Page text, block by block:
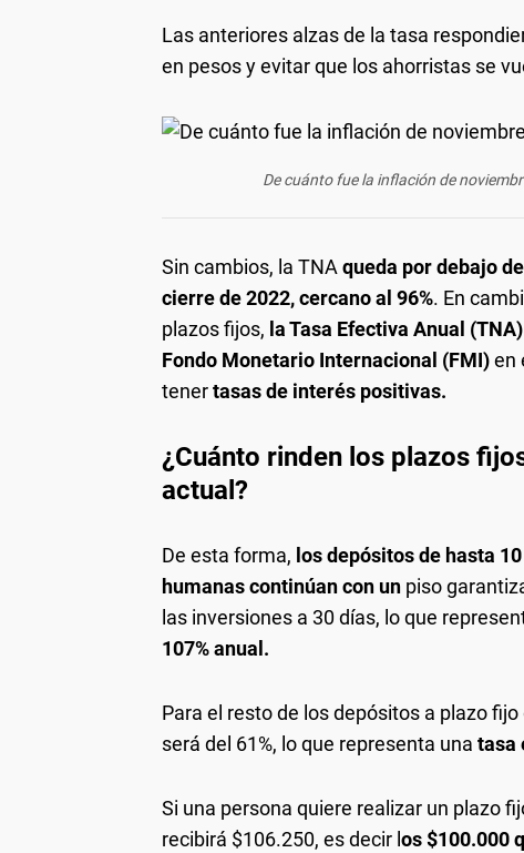
Las anteriores alzas de la tasa
en pesos y evitar que los ahorristas se
De cuánto fue la inflación de
Sin cambios, la TNA queda por debajo
cierre de 2022, cercano al 96%. En
plazos fijos, la Tasa Efectiva Anual
Fondo Monetario Internacional (FMI)en
tenertasas de interés positivas.
¿Cuánto rinden los plazos
actual?
De esta forma, los depósitos de hasta
humanas continúan con un piso
las inversiones a 30 días, lo que
107% anual.
Para el resto de los depósitos a plazo
será del 61%, lo que representa una tasa
Si una persona quiere realizar un plazo
recibirá $106.250, es decir l os $100.000